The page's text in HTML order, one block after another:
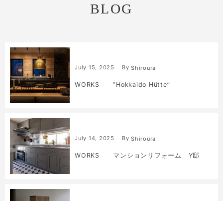
BLOG
July 15 2025 By Shiroura
WORKS ”Hokkaido Hütte”
July 14 2025 By Shiroura
WORKS マンションリフォーム Y邸